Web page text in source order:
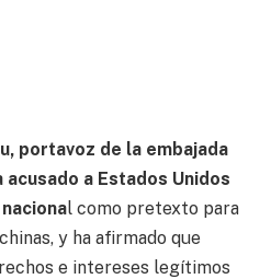
portavoz de la embajada
acusado a Estados Unidos
l como pretexto para
y ha afirmado que
e intereses legítimos